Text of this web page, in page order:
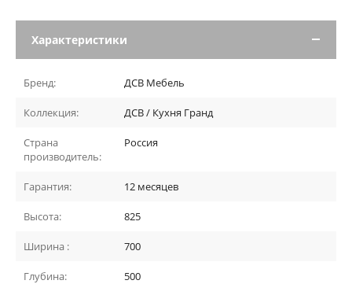
Характеристики
Бренд: ДСВ Мебель
Коллекция: ДСВ / Кухня Гранд
Страна
производитель:
Россия
Гарантия: 12 месяцев
Высота: 825
Ширина : 700
Глубина: 500